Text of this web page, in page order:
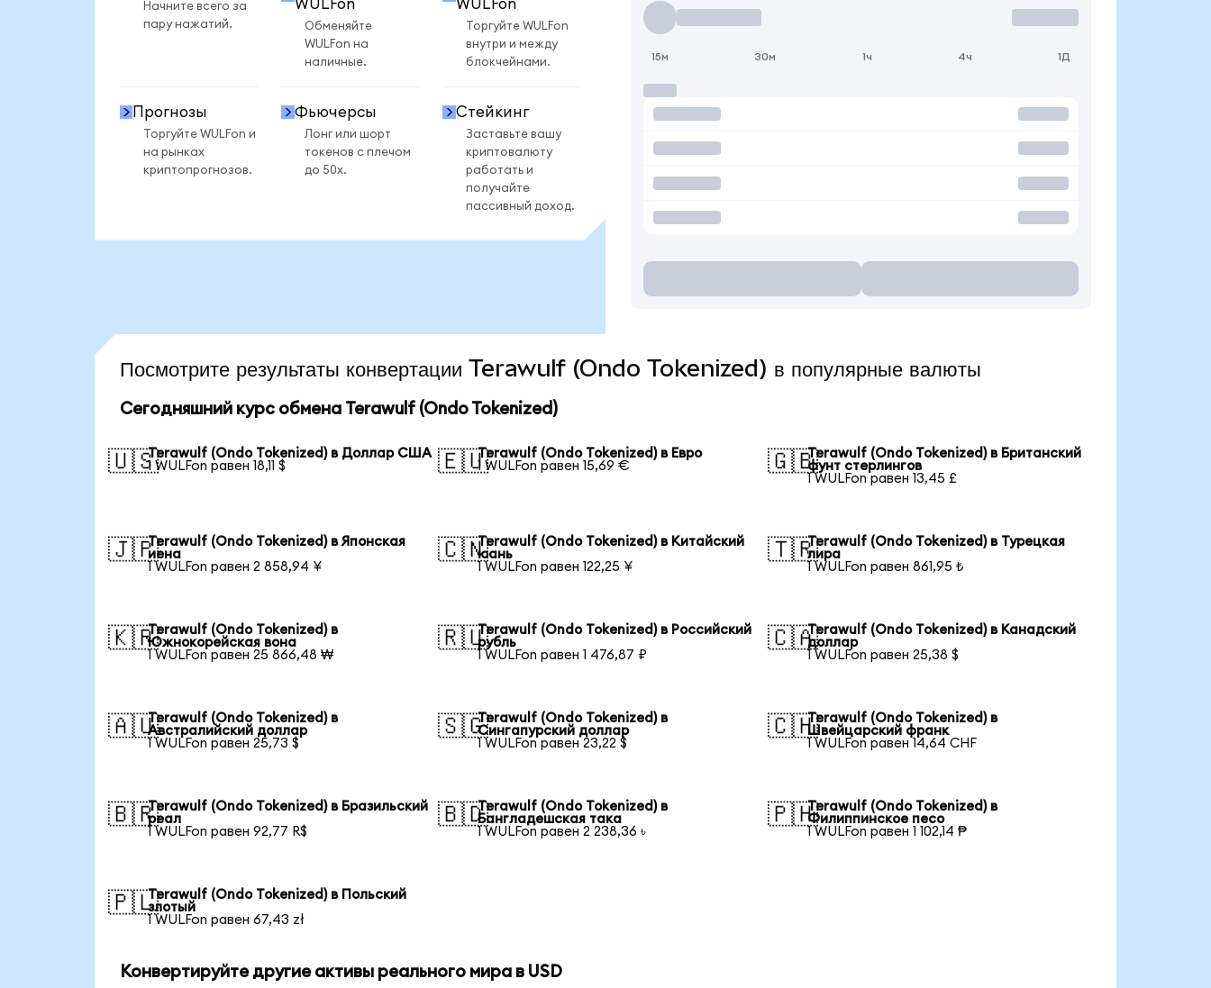
Начните всего за
пару нажатий.
WULFon
Обменяйте
WULFon на
наличные.
WULFon
Торгуйте WULFon
внутри и между
блокчейнами.
Прогнозы
Торгуйте WULFon и
на рынках
криптопрогнозов.
Фьючерсы
Лонг или шорт
токенов с плечом
до 50x.
Стейкинг
Заставьте вашу
криптовалюту
работать и
получайте
пассивный доход.
15м 30м 1ч 4ч 1Д
Посмотрите результаты конвертации Terawulf (Ondo Tokenized) в популярные валюты
Сегодняшний курс обмена Terawulf (Ondo Tokenized)
🇺🇸Terawulf (Ondo Tokenized) в Доллар США
1 WULFon равен 18,11 $
🇪🇺Terawulf (Ondo Tokenized) в Евро
1 WULFon равен 15,69 €
🇬🇧Terawulf (Ondo Tokenized) в Британский
фунт стерлингов
1 WULFon равен 13,45 £
🇯🇵Terawulf (Ondo Tokenized) в Японская
иена
1 WULFon равен 2 858,94 ¥
🇨🇳Terawulf (Ondo Tokenized) в Китайский
юань
1 WULFon равен 122,25 ¥
🇹🇷Terawulf (Ondo Tokenized) в Турецкая
лира
1 WULFon равен 861,95 ₺
🇰🇷Terawulf (Ondo Tokenized) в
Южнокорейская вона
1 WULFon равен 25 866,48 ₩
🇷🇺Terawulf (Ondo Tokenized) в Российский
рубль
1 WULFon равен 1 476,87 ₽
🇨🇦Terawulf (Ondo Tokenized) в Канадский
доллар
1 WULFon равен 25,38 $
🇦🇺Terawulf (Ondo Tokenized) в
Австралийский доллар
1 WULFon равен 25,73 $
🇸🇬Terawulf (Ondo Tokenized) в
Сингапурский доллар
1 WULFon равен 23,22 $
🇨🇭Terawulf (Ondo Tokenized) в
Швейцарский франк
1 WULFon равен 14,64 CHF
🇧🇷Terawulf (Ondo Tokenized) в Бразильский
реал
1 WULFon равен 92,77 R$
🇧🇩Terawulf (Ondo Tokenized) в
Бангладешская така
1 WULFon равен 2 238,36 ৳
🇵🇭Terawulf (Ondo Tokenized) в
Филиппинское песо
1 WULFon равен 1 102,14 ₱
🇵🇱Terawulf (Ondo Tokenized) в Польский
злотый
1 WULFon равен 67,43 zł
Конвертируйте другие активы реального мира в USD